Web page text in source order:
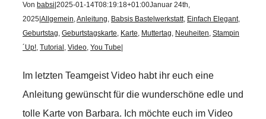
Von babsi 2025-01-14T08:19:18+01:00Januar 24th,
2025 Allgemein,Anleitung, Babsis Bastelwerkstatt, Einfach Elegant,
Geburtstag, Geburtstagskarte, Karte, Muttertag, Neuheiten, Stampin
´Up!, Tutorial , Video, You Tube
Im letzten Teamgeist Video habt ihr euch eine
Anleitung gewünscht für die wunderschöne edle und
tolle Karte von Barbara. Ich möchte euch im Video